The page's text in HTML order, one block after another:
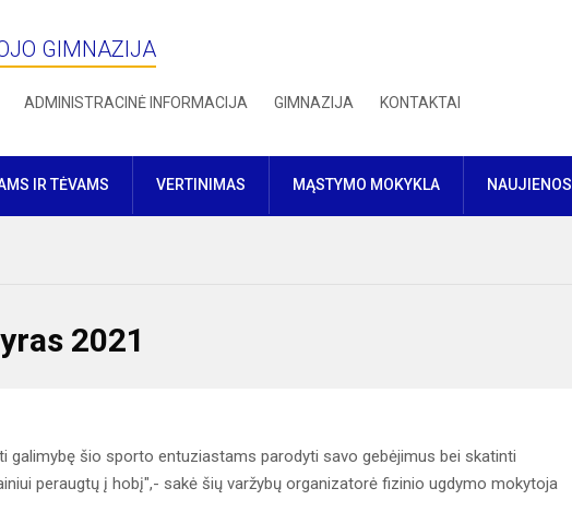
GIMNAZIJA
ADMINISTRACINĖ INFORMACIJA GIMNAZIJA KONTAKTAI
IR TĖVAMS VERTINIMAS MĄSTYMO MOKYKLA NAUJIENOS
2021
galimybę šio sporto entuziastams parodyti savo gebėjimus bei skatinti
peraugtų į hobį",- sakė šių varžybų organizatorė fizinio ugdymo mokytoja